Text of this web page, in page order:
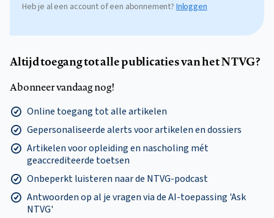
Heb je al een account of een abonnement?Inloggen
Altijd toegang tot alle publicaties van het NTVG?
Abonneer vandaag nog!
Online toegang tot alle artikelen
Gepersonaliseerde alerts voor artikelen en dossiers
Artikelen voor opleiding en nascholing mét
geaccrediteerde toetsen
Onbeperkt luisteren naar de NTVG-podcast
Antwoorden op al je vragen via de AI-toepassing 'Ask
NTVG'